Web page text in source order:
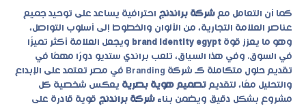
كما أن التعامل مع شركة براندنج احترافية يساعد على توحيد جميع
عناصر العلامة التجارية، من الألوان والخطوط إلى أسلوب التواصل،
وهو ما يعزز قوة brand identity egypt ويجعل العلامة أكثر تميزًا
في السوق. وفي هذا السياق، تلعب براندي ستديو دورًا مهمًا في
تقديم حلول متكاملة كـ شركة Branding في مصر
تعتمد على الإبداع
والتحليل معًا، لتقديم تصميم هوية بصرية يعكس شخصية كل
مشروع بشكل دقيق ويضمن بناء شركة براندنج قوية قادرة على